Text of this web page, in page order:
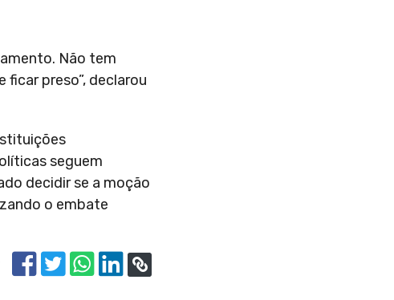
Não tem
ficar preso”, declarou
seguem
decidir se a moção
o embate